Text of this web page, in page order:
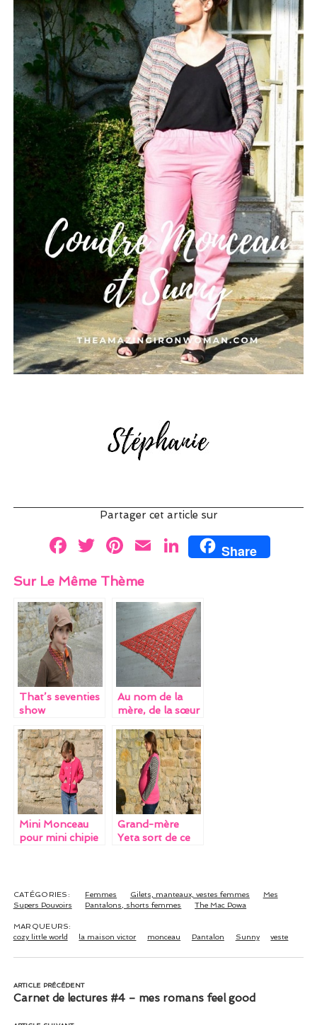
Partager cet article sur
F
a
ce
b
o
o
k
T
w
itt
er
Pi
er
es
t
E
l
Li
e
dI
n
Share
Sur Le Même Thème
That’s seventies
show
Au nom de la
mère, de la sœur
Sunny
Mini Monceau
pour mini chipie
Grand-mère
Yeta sort de ce
CATÉGORIES: Femmes Gilets, manteaux, vestes femmes
Mes
Supers Pouvoirs
Pantalons, shorts femmes The Mac Powa
MARQUEURS:
cozy little world
la maison victor monceau Pantalon Sunny veste
ARTICLE PRÉCÉDENT
Carnet de lectures #4 – mes romans feel good